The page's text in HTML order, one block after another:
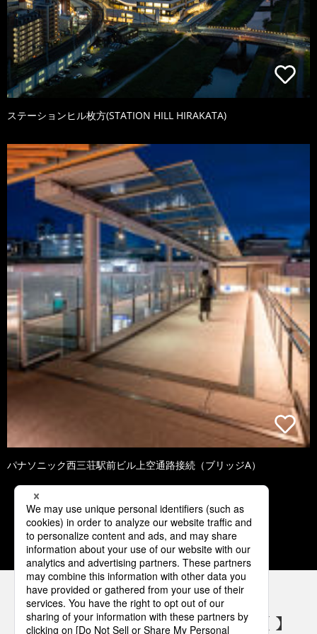
ステーションヒル枚方(STATION HILL HIRAKATA)
パナソニック西三荘駅前ビル上空通路接続（ブリッジA）
1 2 3 4 5
パナソニックの電気設備 SNSアカウント